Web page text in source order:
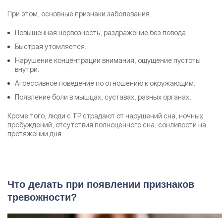
При этом, основные признаки заболевания:
Повышенная нервозность, раздражение без повода.
Быстрая утомляется.
Нарушение концентрации внимания, ощущение пустоты
внутри.
Агрессивное поведение по отношению к окружающим.
Появление боли в мышцах, суставах, разных органах.
Кроме того, люди с ТР страдают от нарушений сна, ночных
пробуждений, отсутствия полноценного сна, сонливости на
протяжении дня.
Что делать при появлении признаков
тревожности?